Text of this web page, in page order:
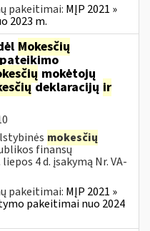
pakeitimai: MĮP 2021 »
2023 m.
Mokesčių
mokėtojų
deklaracijų ir
mokesčių
finansų
4 d. įsakymą Nr. VA-
pakeitimai: MĮP 2021 »
pakeitimai nuo 2024